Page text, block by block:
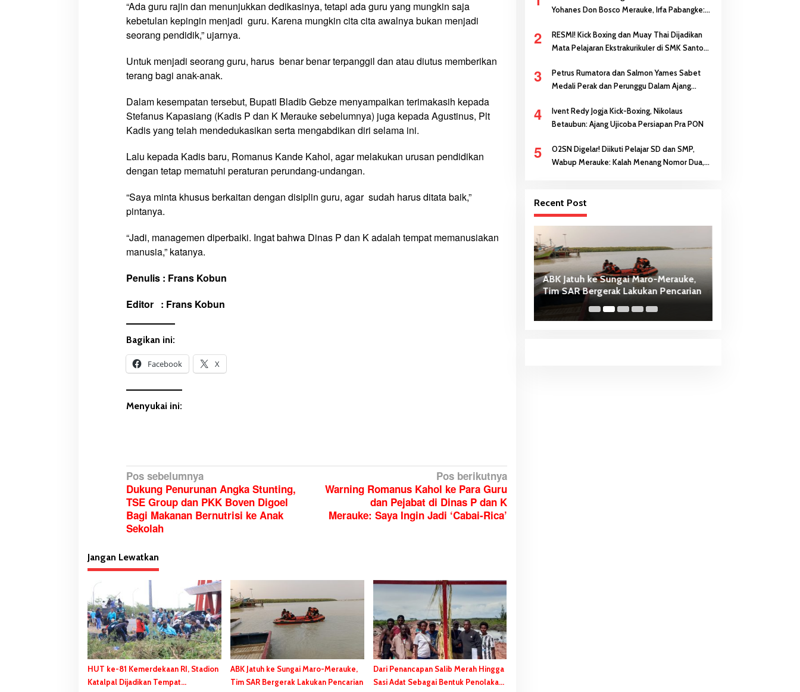
“Ada guru rajin dan menunjukkan dedikasinya, tetapi ada guru yang mungkin saja
kebetulan kepingin menjadi guru. Karena mungkin cita cita awalnya bukan menjadi
seorang pendidik,” ujarnya.
Untuk menjadi seorang guru, harus benar benar terpanggil dan atau diutus memberikan
terang bagi anak-anak.
Dalam kesempatan tersebut, Bupati Bladib Gebze menyampaikan terimakasih kepada
Stefanus Kapasiang (Kadis P dan K Merauke sebelumnya) juga kepada Agustinus, Plt
Kadis yang telah mendedukasikan serta mengabdikan diri selama ini.
Lalu kepada Kadis baru, Romanus Kande Kahol, agar melakukan urusan pendidikan
dengan tetap mematuhi peraturan perundang-undangan.
“Saya minta khusus berkaitan dengan disiplin guru, agar sudah harus ditata baik,”
pintanya.
“Jadi, managemen diperbaiki. Ingat bahwa Dinas P dan K adalah tempat memanusiakan
manusia,” katanya.
Penulis : Frans Kobun
Editor : Frans Kobun
Bagikan ini:
Facebook X
Menyukai ini:
N
a
v
i
a
s
p
o
s
Pos sebelumnya
Dukung Penurunan Angka Stunting,
TSE Group dan PKK Boven Digoel
Bagi Makanan Bernutrisi ke Anak
Sekolah
Pos berikutnya
Warning Romanus Kahol ke Para Guru
dan Pejabat di Dinas P dan K
Merauke: Saya Ingin Jadi ‘Cabai-Rica’
Jangan Lewatkan
HUT ke-81 Kemerdekaan RI, Stadion
Katalpal Dijadikan Tempat
ABK Jatuh ke Sungai Maro-Merauke,
Tim SAR Bergerak Lakukan Pencarian
Dari Penancapan Salib Merah Hingga
Sasi Adat Sebagai Bentuk Penolakan
Yohanes Don Bosco Merauke, Irfa Pabangke:
2
RESMI! Kick Boxing dan Muay Thai Dijadikan
Mata Pelajaran Ekstrakurikuler di SMK Santo
3
Petrus Rumatora dan Salmon Yames Sabet
Medali Perak dan Perunggu Dalam Ajang
4
Ivent Redy Jogja Kick-Boxing, Nikolaus
Betaubun: Ajang Ujicoba Persiapan Pra PON
5
O2SN Digelar! Diikuti Pelajar SD dan SMP,
Wabup Merauke: Kalah Menang Nomor Dua,
Recent Post
ABK Jatuh ke Sungai Maro-Merauke,
Tim SAR Bergerak Lakukan Pencarian